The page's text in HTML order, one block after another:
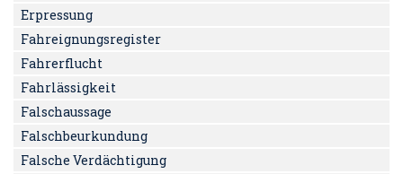
Erpressung
Fahreignungsregister
Fahrerflucht
Fahrlässigkeit
Falschaussage
Falschbeurkundung
Falsche Verdächtigung